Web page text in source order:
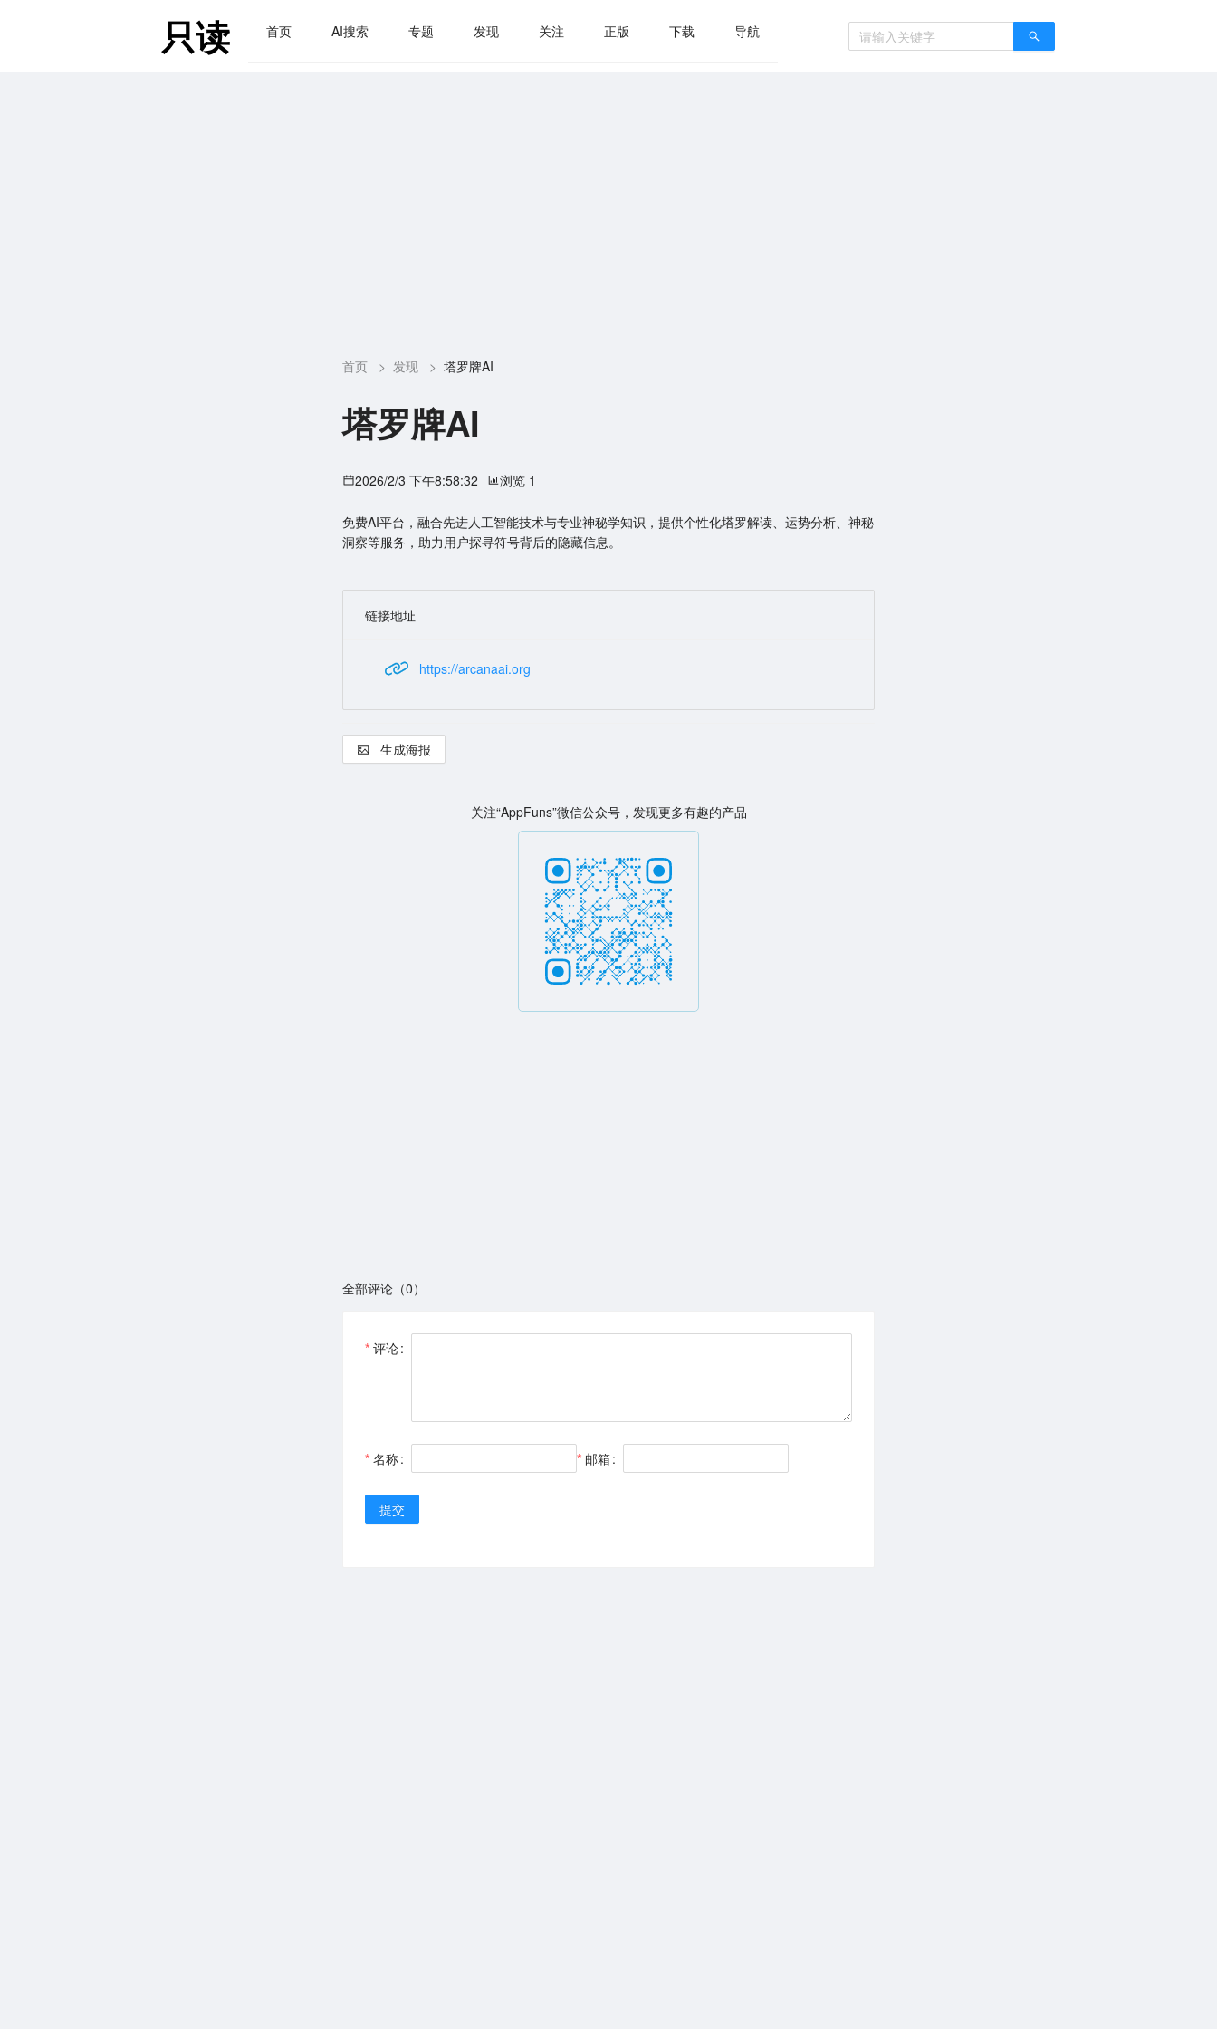
只读 首页 AI搜索 专题 发现 关注 正版 下载 导航
首页 > 发现 > 塔罗牌AI
塔罗牌AI
2026/2/3 下午8:58:32 浏览 1
免费AI平台，融合先进人工智能技术与专业神秘学知识，提供个性化塔罗解读、运势分析、神秘
洞察等服务，助力用户探寻符号背后的隐藏信息。
链接地址
https://arcanaai.org
生成海报
关注“AppFuns”微信公众号，发现更多有趣的产品
全部评论（0）
评论
名称 邮箱
提交